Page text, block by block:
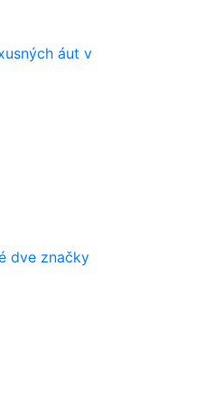
áut v
dve značky